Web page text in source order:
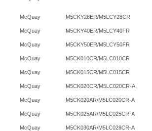
McQuay M5CKY28ER/M5LCY28CR
McQuay M5CKY40ER/M5LCY40FR
McQuay M5CKY50ER/M5LCY50FR
McQuay M5CK010CR/M5LC010CR
McQuay M5CK015CR/M5LC015CR
McQuay M5CK020CR/M5LC020CR-A
McQuay M5CK020AR/M5LC020CR-A
McQuay M5CK025AR/M5LC025CR-A
McQuay M5CK030AR/M5LC028CR-A